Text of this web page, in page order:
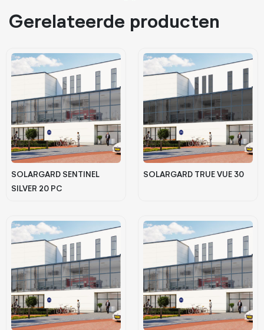
Gerelateerde producten
SOLARGARD SENTINEL
SILVER 20 PC
SOLARGARD TRUE VUE 30